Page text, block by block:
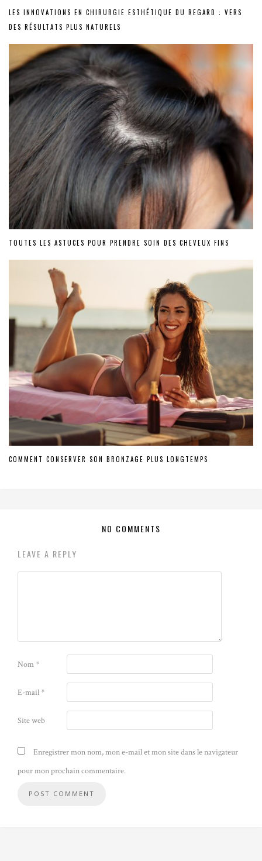
LES INNOVATIONS EN CHIRURGIE ESTHÉTIQUE DU REGARD : VERS
DES RÉSULTATS PLUS NATURELS
TOUTES LES ASTUCES POUR PRENDRE SOIN DES CHEVEUX FINS
COMMENT CONSERVER SON BRONZAGE PLUS LONGTEMPS
NO COMMENTS
LEAVE A REPLY
Nom*
E-mail*
Site web
Enregistrer mon nom, mon e-mail et mon site dans le navigateur
pour mon prochain commentaire.